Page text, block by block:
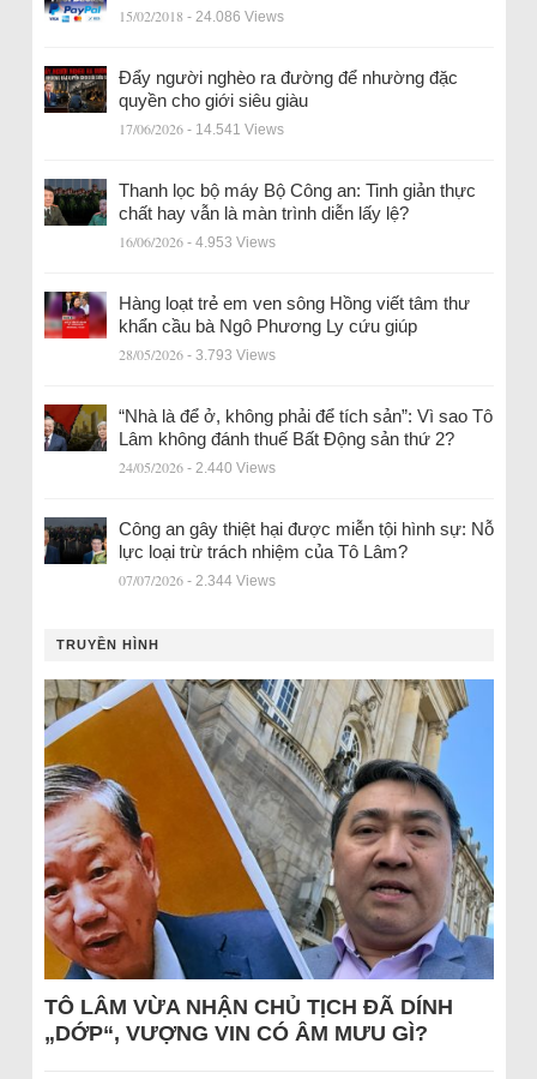
15/02/2018 - 24.086 Views
Đẩy người nghèo ra đường để nhường đặc
quyền cho giới siêu giàu
17/06/2026 - 14.541 Views
Thanh lọc bộ máy Bộ Công an: Tinh giản thực
chất hay vẫn là màn trình diễn lấy lệ?
16/06/2026 - 4.953 Views
Hàng loạt trẻ em ven sông Hồng viết tâm thư
khẩn cầu bà Ngô Phương Ly cứu giúp
28/05/2026 - 3.793 Views
“Nhà là để ở, không phải để tích sản”: Vì sao Tô
Lâm không đánh thuế Bất Động sản thứ 2?
24/05/2026 - 2.440 Views
Công an gây thiệt hại được miễn tội hình sự: Nỗ
lực loại trừ trách nhiệm của Tô Lâm?
07/07/2026 - 2.344 Views
TRUYỀN HÌNH
TÔ LÂM VỪA NHẬN CHỦ TỊCH ĐÃ DÍNH
„DỚP“, VƯỢNG VIN CÓ ÂM MƯU GÌ?